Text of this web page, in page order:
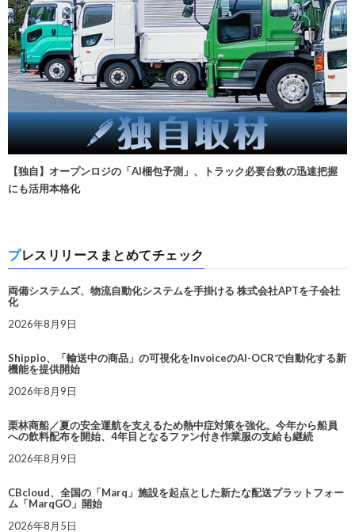
【独自】オープンロジの「AI梱包予測」、トラック必要台数の迅速把握
にも活用本格化
プレスリリースまとめてチェック
両備システムズ、物流自動化システムを手掛ける 株式会社APTを子会社
化
2026年8月9日
Shippio、「輸送中の商品」の可視化をInvoiceのAI-OCRで自動化する新
機能を提供開始
2026年8月9日
栗林商船／夏の安全運航を支えるため熱中症対策を強化。今年から船員
への飲料配布を開始、4年目となるファン付き作業服の支給も継続
2026年8月9日
CBcloud、全国の「Marq」施設を起点とした新たな配送プラットフォー
ム「MarqGO」開始
2026年8月5日